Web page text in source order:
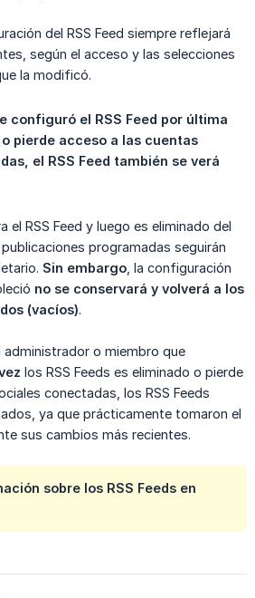
del RSS Feed siempre reflejará
según el acceso y las selecciones
la modificó.
configuró el RSS Feed por última
pierde acceso a las cuentas
el RSS Feed también se verá
el RSS Feed y luego es eliminado del
programadas seguirán
Sin embargo , la configuración
no se conservará y volverá a los
(vacíos).
administrador o miembro que
los RSS Feeds es eliminado o pierde
conectadas, los RSS Feeds
ya que prácticamente tomaron el
sus cambios más recientes.
sobre los RSS Feeds en